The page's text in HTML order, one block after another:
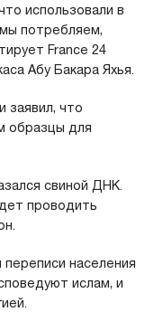
использовали в
потребляем,
France 24
Абу Бакара Яхья.
заявил, что
образцы для
свиной ДНК.
проводить
населения
ислам, и